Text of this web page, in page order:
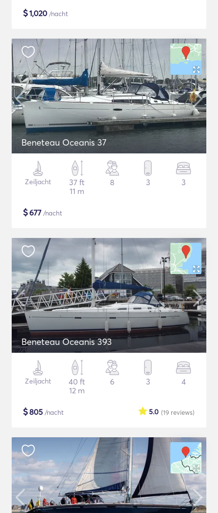
$1,020 /nacht
Beneteau Oceanis 37
Zeiljacht
37 ft
11 m
8 3 3
$677 /nacht
Beneteau Oceanis 393
Zeiljacht
40 ft
12 m
6 3 4
$805 /nacht (19 reviews)
5.0